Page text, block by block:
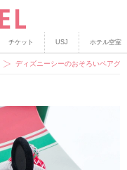
チケット USJ ホテル空室
ディズニーシーのおそろいペアグ